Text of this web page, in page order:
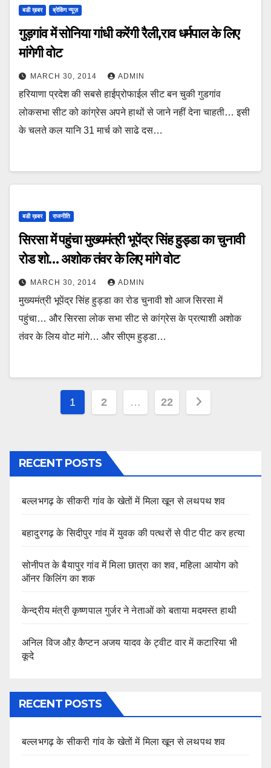
बडी ख़बर ब्रेकिंग न्यूज़
गुड़गांव में सोनिया गांधी करेंगी रैली,राव धर्मपाल के लिए
मांगेगी वोट
MARCH 30, 2014 ADMIN
हरियाणा प्रदेश की सबसे हाईप्रोफाईल सीट बन चुकी गुडगांव
लोकसभा सीट को कांग्रेस अपने हाथों से जाने नहीं देना चाहती… इसी
के चलते कल यानि 31 मार्च को साढे दस…
बडी ख़बर राजनीति
सिरसा में पहुंचा मुख्यमंत्री भूपेंद्र सिंह हुड्डा का चुनावी
रोड शो… अशोक तंवर के लिए मांगे वोट
MARCH 30, 2014 ADMIN
मुख्यमंत्री भूपेंद्र सिंह हुड्डा का रोड चुनावी शो आज सिरसा में
पहुंचा… और सिरसा लोक सभा सीट से कांग्रेस के प्रत्याशी अशोक
तंवर के लिय वोट मांगे… और सीएम हुड्डा…
Posts
1 2 … 22
RECENT POSTS
बल्लभगढ़ के सीकरी गांव के खेतों में मिला खून से लथपथ शव
बहादुरगढ़ के सिदीपुर गांव में युवक की पत्थरों से पीट पीट कर हत्या
सोनीपत के बैयापुर गांव में मिला छात्रा का शव, महिला आयोग को
ऑनर किलिंग का शक
केन्द्रीय मंत्री कृष्णपाल गुर्जर ने नेताओं को बताया मदमस्त हाथी
अनिल विज औऱ कैप्टन अजय यादव के ट्वीट वार में कटारिया भी
कूदे
RECENT POSTS
बल्लभगढ़ के सीकरी गांव के खेतों में मिला खून से लथपथ शव